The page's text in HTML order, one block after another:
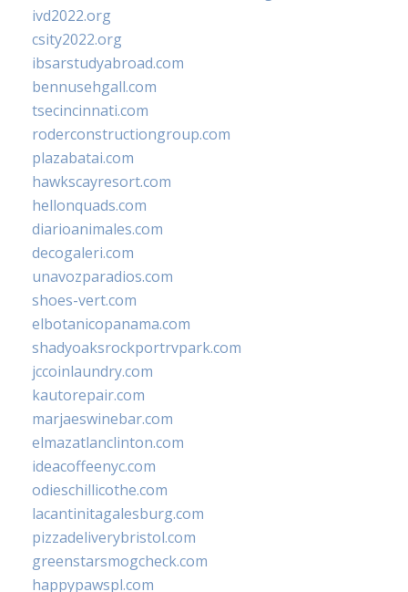
ivd2022.org
csity2022.org
ibsarstudyabroad.com
bennusehgall.com
tsecincinnati.com
roderconstructiongroup.com
plazabatai.com
hawkscayresort.com
hellonquads.com
diarioanimales.com
decogaleri.com
unavozparadios.com
shoes-vert.com
elbotanicopanama.com
shadyoaksrockportrvpark.com
jccoinlaundry.com
kautorepair.com
marjaeswinebar.com
elmazatlanclinton.com
ideacoffeenyc.com
odieschillicothe.com
lacantinitagalesburg.com
pizzadeliverybristol.com
greenstarsmogcheck.com
happypawspl.com